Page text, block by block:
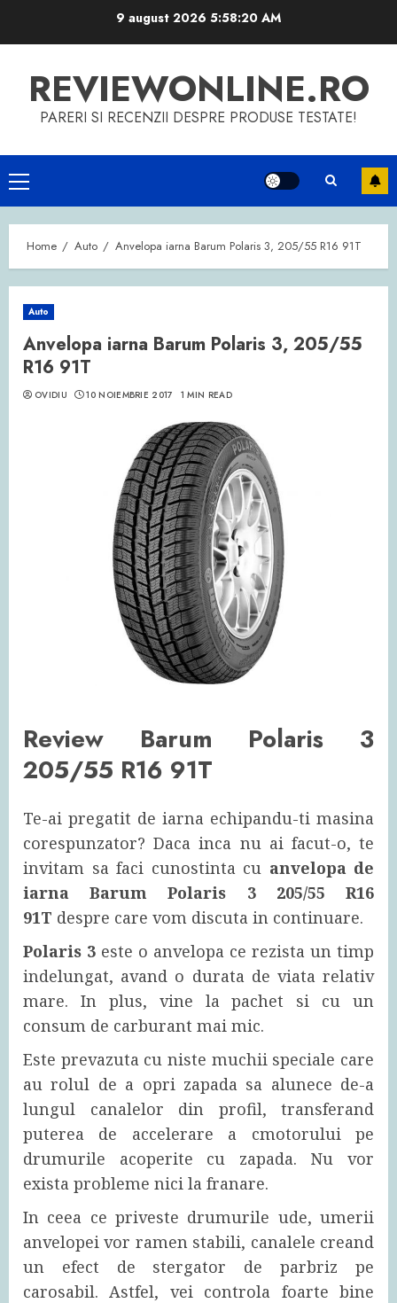
9 august 2026 5:58:20 AM
REVIEWONLINE.RO
PARERI SI RECENZII DESPRE PRODUSE TESTATE!
Primary
Menu
Home Auto Anvelopa iarna Barum Polaris 3, 205/55 R16 91T
Auto
Anvelopa iarna Barum Polaris 3, 205/55
R16 91T
OVIDIU 10 NOIEMBRIE 2017 1 MIN READ
Review Barum Polaris 3
205/55 R16 91T
Te-ai pregatit de iarna echipandu-ti masina
corespunzator? Daca inca nu ai facut-o, te
invitam sa faci cunostinta cu anvelopa de
iarna Barum Polaris 3 205/55 R16
91T despre care vom discuta in continuare.
Polaris 3 este o anvelopa ce rezista un timp
indelungat, avand o durata de viata relativ
mare. In plus, vine la pachet si cu un
consum de carburant mai mic.
Este prevazuta cu niste muchii speciale care
au rolul de a opri zapada sa alunece de-a
lungul canalelor din profil, transferand
puterea de accelerare a cmotorului pe
drumurile acoperite cu zapada. Nu vor
exista probleme nici la franare.
In ceea ce priveste drumurile ude, umerii
anvelopei vor ramen stabili, canalele creand
un efect de stergator de parbriz pe
carosabil. Astfel, vei controla foarte bine